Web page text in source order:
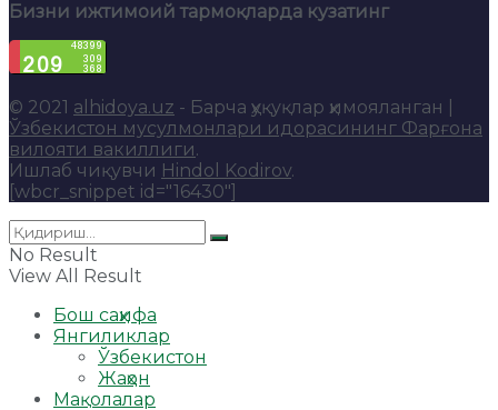
Бизни ижтимоий тармоқларда кузатинг
© 2021 alhidoya.uz - Барча ҳуқуқлар ҳимояланган |
Ўзбекистон мусулмонлари идорасининг Фарғона
вилояти вакиллиги.
Ишлаб чиқувчи Hindol Kodirov.
[wbcr_snippet id="16430"]
No Result
View All Result
Бош саҳифа
Янгиликлар
Ўзбекистон
Жаҳон
Мақолалар